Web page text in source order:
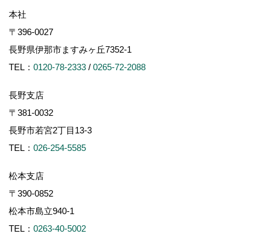
本社
〒396-0027
長野県伊那市ますみヶ丘7352-1
TEL： 0120-78-2333 / 0265-72-2088
長野支店
〒381-0032
長野市若宮2丁目13-3
TEL： 026-254-5585
松本支店
〒390-0852
松本市島立940-1
TEL： 0263-40-5002